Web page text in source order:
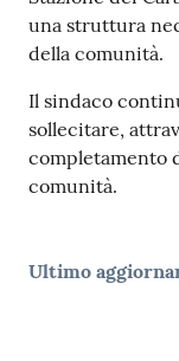
una struttura
della comunità.
Il sindaco
sollecitare,
completamento
comunità.
Ultimo